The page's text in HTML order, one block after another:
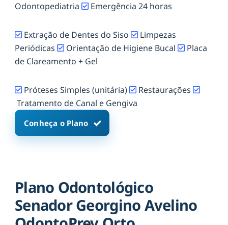
Odontopediatria
Emergência 24 horas
Extração de Dentes do Siso
Limpezas
Periódicas
Orientação de Higiene Bucal
Placa
de Clareamento + Gel
Próteses Simples (unitária)
Restaurações
Tratamento de Canal e Gengiva
Conheça o Plano
Plano Odontológico
Senador Georgino Avelino